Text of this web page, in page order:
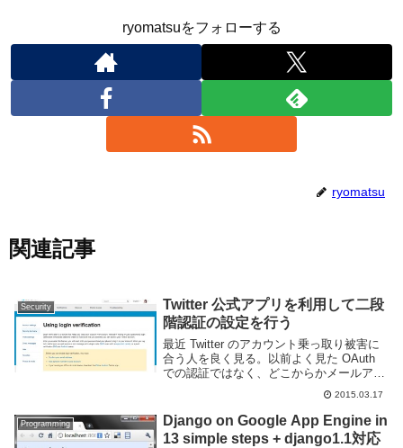
ryomatsuをフォローする
ryomatsu
関連記事
Security
Twitter 公式アプリを利用して二段
階認証の設定を行う
最近 Twitter のアカウント乗っ取り被害に
合う人を良く見る。以前よく見た OAuth
での認証ではなく、どこからかメールアド
レスとパスワードのリストが漏れているら
しくそれを利用してログインする為アプリ
認証欄にアヤシイものが無くてもスパ...
2015.03.17
Programming
Django on Google App Engine in
13 simple steps + django1.1対応